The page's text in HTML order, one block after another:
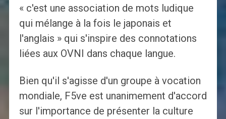
« c'est une association de mots ludique
qui mélange à la fois le japonais et
l'anglais » qui s'inspire des connotations
liées aux OVNI dans chaque langue.
Bien qu'il s'agisse d'un groupe à vocation
mondiale, F5ve est unanimement d'accord
sur l'importance de présenter la culture